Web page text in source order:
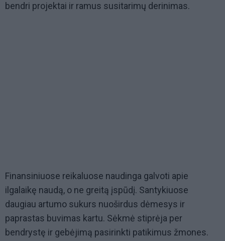
bendri projektai ir ramus susitarimų derinimas.
Finansiniuose reikaluose naudinga galvoti apie
ilgalaikę naudą, o ne greitą įspūdį. Santykiuose
daugiau artumo sukurs nuoširdus dėmesys ir
paprastas buvimas kartu. Sėkmė stiprėja per
bendrystę ir gebėjimą pasirinkti patikimus žmones.